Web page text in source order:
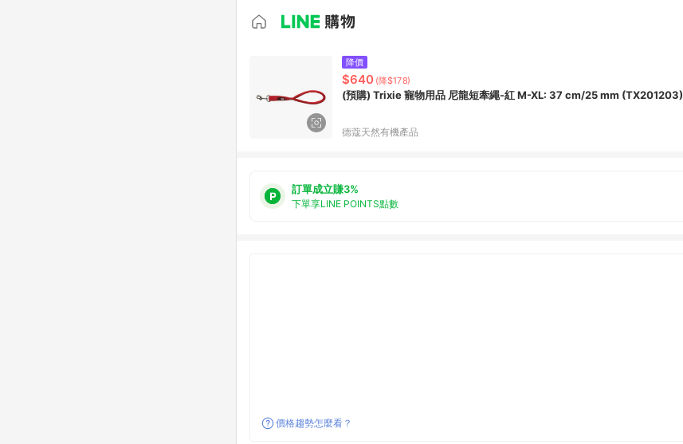
降價
$640 (降$178)
(預購) Trixie 寵物用品 尼龍短牽繩-紅 M-XL: 37 cm/25 mm (TX201203)
德蔻天然有機產品
訂單成立賺3%
下單享LINE POINTS點數
價格趨勢怎麼看？